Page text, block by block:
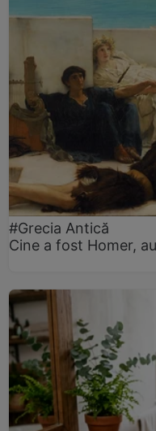
#Grecia Antică
Cine a fost Homer,